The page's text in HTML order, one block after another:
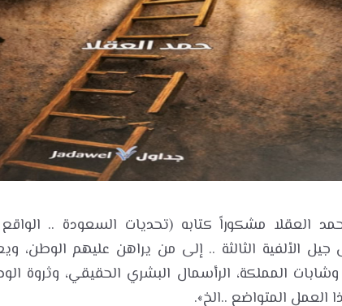
العقلا مشكوراً كتابه (تحديات السعودة ..
جيل الألفية الثالثة .. إلى من يراهن عليهم الوطن،
المملكة، الرأسمال البشري الحقيقي، وثروة